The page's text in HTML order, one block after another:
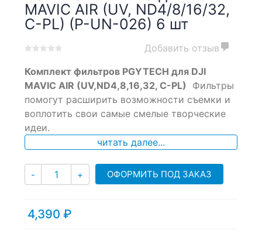
MAVIC AIR (UV, ND4/8/16/32,
C-PL) (P-UN-026) 6 шт
out
of
on
customer
ratings
Добавить отзыв
Комплект фильтров PGYTECH для DJI
MAVIC AIR (UV,ND4,8,16,32, C-PL) Фильтры
помогут расширить возможности съемки и
воплотить свои самые смелые творческие
идеи.
читать далее...
- Количество
+ ОФОРМИТЬ ПОД ЗАКАЗ
4,390 ₽